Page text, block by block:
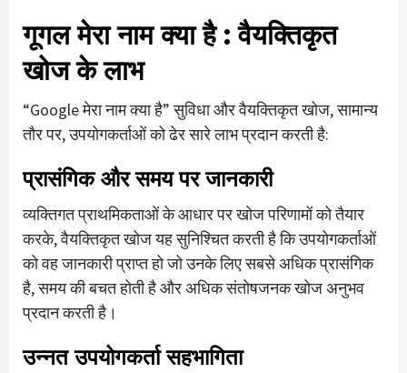
गूगल मेरा नाम क्या है : वैयक्तिकृत
खोज के लाभ
“Google मेरा नाम क्या है” सुविधा और वैयक्तिकृत खोज, सामान्य
तौर पर, उपयोगकर्ताओं को ढेर सारे लाभ प्रदान करती है:
प्रासंगिक और समय पर जानकारी
व्यक्तिगत प्राथमिकताओं के आधार पर खोज परिणामों को तैयार
करके, वैयक्तिकृत खोज यह सुनिश्चित करती है कि उपयोगकर्ताओं
को वह जानकारी प्राप्त हो जो उनके लिए सबसे अधिक प्रासंगिक
है, समय की बचत होती है और अधिक संतोषजनक खोज अनुभव
प्रदान करती है।
उन्नत उपयोगकर्ता सहभागिता